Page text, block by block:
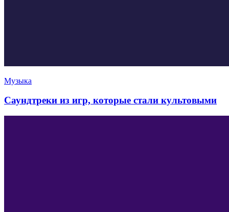
Музыка
Саундтреки из игр, которые стали культовыми